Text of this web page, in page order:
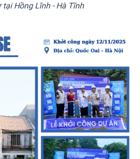
tại Hồng Lĩnh - Hà Tĩnh